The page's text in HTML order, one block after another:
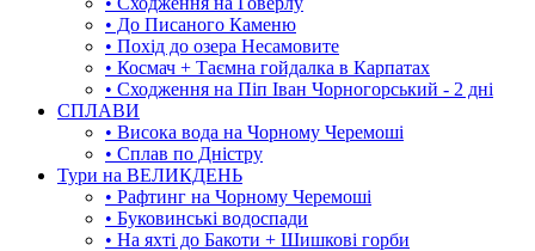
• До Писаного Каменю
• Похід до озера Несамовите
• Космач + Таємна гойдалка в Карпатах
• Сходження на Піп Іван Чорногорський - 2 дні
СПЛАВИ
• Висока вода на Чорному Черемоші
• Сплав по Дністру
Тури на ВЕЛИКДЕНЬ
• Рафтинг на Чорному Черемоші
• Буковинські водоспади
• На яхті до Бакоти + Шишкові горби